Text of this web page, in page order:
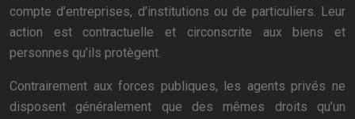
compte d’entreprises, d’institutions ou de particuliers. Leur
action est contractuelle et circonscrite aux biens et
personnes qu’ils protègent.
Contrairement aux forces publiques, les agents privés ne
disposent généralement que des mêmes droits qu’un